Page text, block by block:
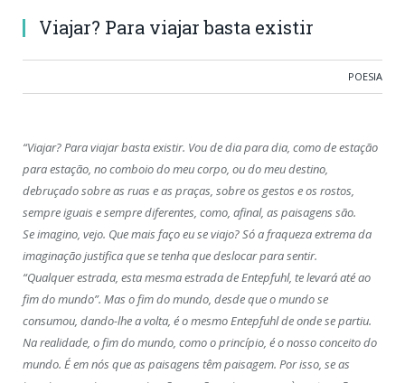
Viajar? Para viajar basta existir
POESIA
“Viajar? Para viajar basta existir. Vou de dia para dia, como de estação
para estação, no comboio do meu corpo, ou do meu destino,
debruçado sobre as ruas e as praças, sobre os gestos e os rostos,
sempre iguais e sempre diferentes, como, afinal, as paisagens são.
Se imagino, vejo. Que mais faço eu se viajo? Só a fraqueza extrema da
imaginação justifica que se tenha que deslocar para sentir.
“Qualquer estrada, esta mesma estrada de Entepfuhl, te levará até ao
fim do mundo”. Mas o fim do mundo, desde que o mundo se
consumou, dando-lhe a volta, é o mesmo Entepfuhl de onde se partiu.
Na realidade, o fim do mundo, como o princípio, é o nosso conceito do
mundo. É em nós que as paisagens têm paisagem. Por isso, se as